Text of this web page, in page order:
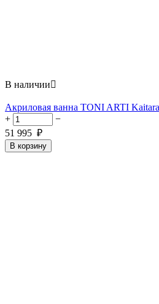
В наличии
Акриловая ванна TONI ARTI
+
−
51 995 ₽
В корзину